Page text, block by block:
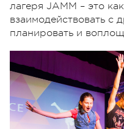
лагеря JAMM – это
взаимодействовать с
планировать и